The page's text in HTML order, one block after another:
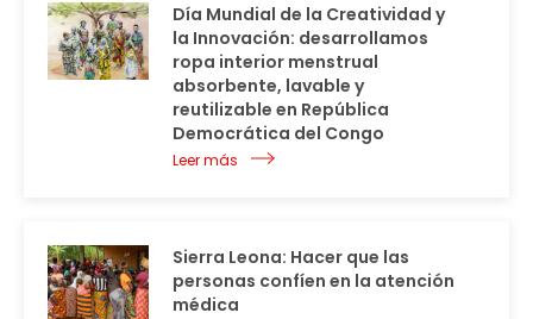
Día Mundial de la Creatividad y
la Innovación: desarrollamos
ropa interior menstrual
absorbente, lavable y
reutilizable en República
Democrática del Congo
Leer más
Sierra Leona: Hacer que las
personas confíen en la atención
médica